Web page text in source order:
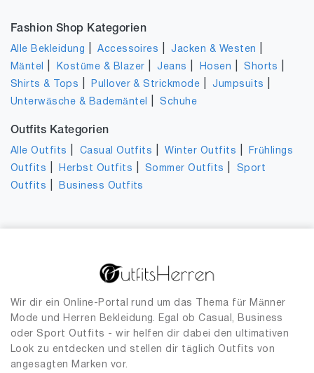
Fashion Shop Kategorien
Alle Bekleidung |Accessoires |Jacken & Westen
Mäntel Kostüme & Blazer |Jeans Hosen |Shorts
Shirts & Tops Pullover & Strickmode |Jumpsuits
Unterwäsche & Bademäntel |Schuhe
Outfits Kategorien
Alle Outfits Casual Outfits |Winter Outfits
Frühlings
Outfits
Herbst Outfits Sommer Outfits
Sport
Outfits
Business Outfits
Wir dir ein Online-Portal rund um das Thema für Männer
Mode und Herren Bekleidung. Egal ob Casual, Business
oder Sport Outfits - wir helfen dir dabei den ultimativen
Look zu entdecken und stellen dir täglich Outfits von
angesagten Marken vor.